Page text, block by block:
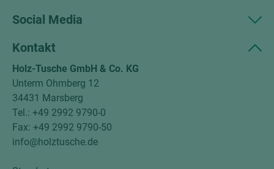
Social Media
Kontakt
Holz-Tusche GmbH & Co. KG
Unterm Ohmberg 12
34431 Marsberg
Tel.: +49 2992 9790-0
Fax: +49 2992 9790-50
info@holztusche.de